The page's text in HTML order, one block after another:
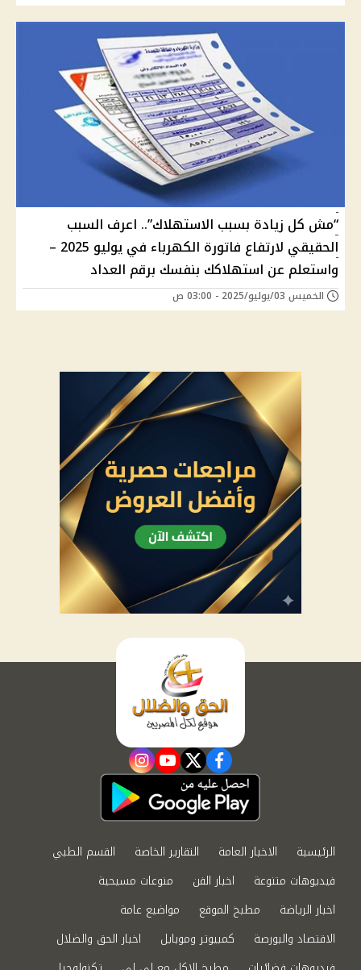
“مش كل زيادة بسبب الاستهلاك”.. اعرف السبب
الحقيقي لارتفاع فاتورة الكهرباء في يوليو 2025 –
واستعلم عن استهلاكك بنفسك برقم العداد
الخميس 03/يوليو/2025 - 03:00 ص
facebook
twitter
youtube
instagram
الرئيسية الاخبار العامة التقارير الخاصة
القسم الطبي
فيديوهات متنوعة
اخبار الفن
منوعات مسيحية
اخبار الرياضة
مطبخ الموقع
مواضيع عامة
الاقتصاد والبورصة
كمبيوتر وموبايل
اخبار الحق والضلال